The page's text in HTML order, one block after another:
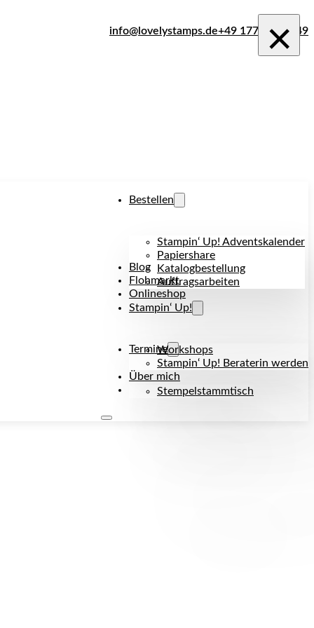
info@lovelystamps.de+49 177 242 1849
×
Bestellen
Stampin‘ Up! Adventskalender
Papiershare
Katalogbestellung
Auftragsarbeiten
Blog
Flohmarkt
Onlineshop
Stampin‘ Up!
Workshops
Stampin‘ Up! Beraterin werden
Termine
Stempelstammtisch
Über mich
Kontakt